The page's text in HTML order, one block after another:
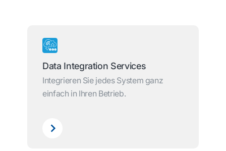
Data Integration Services
Integrieren Sie jedes System ganz
einfach in Ihren Betrieb.